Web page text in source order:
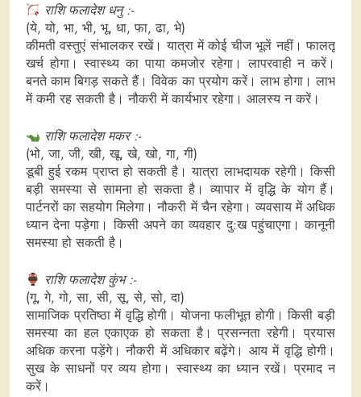
राशि फलादेश धनु :-
(ये, यो, भा, भी, भू, धा, फा, ढा, भे)
कीमती वस्तुएं संभालकर रखें। यात्रा में कोई चीज भूलें नहीं। फालतू
खर्च होगा। स्वास्थ्य का पाया कमजोर रहेगा। लापरवाही न करें।
बनते काम बिगड़ सकते हैं। विवेक का प्रयोग करें। लाभ होगा। लाभ
में कमी रह सकती है। नौकरी में कार्यभार रहेगा। आलस्य न करें।
राशि फलादेश मकर :-
(भो, जा, जी, खी, खू, खे, खो, गा, गी)
डूबी हुई रकम प्राप्त हो सकती है। यात्रा लाभदायक रहेगी। किसी
बड़ी समस्या से सामना हो सकता है। व्यापार में वृद्धि के योग हैं।
पार्टनरों का सहयोग मिलेगा। नौकरी में चैन रहेगा। व्यवसाय में अधिक
ध्यान देना पड़ेगा। किसी अपने का व्यवहार दु:ख पहुंचाएगा। कानूनी
समस्या हो सकती है।
राशि फलादेश कुंभ :-
(गू, गे, गो, सा, सी, सू, से, सो, दा)
सामाजिक प्रतिष्ठा में वृद्धि होगी। योजना फलीभूत होगी। किसी बड़ी
समस्या का हल एकाएक हो सकता है। प्रसन्नता रहेगी। प्रयास
अधिक करना पड़ेंगे। नौकरी में अधिकार बढ़ेंगे। आय में वृद्धि होगी।
सुख के साधनों पर व्यय होगा। स्वास्थ्य का ध्यान रखें। प्रमाद न
करें।